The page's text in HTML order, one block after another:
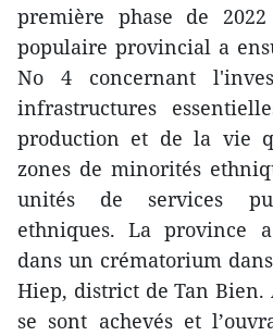
première phase de
populaire provincial a
No 4 concernant
infrastructures
production et de la vie
zones de minorités
unités de services
ethniques. La province
dans un crématorium
Hiep, district de Tan Bien.
se sont achevés et